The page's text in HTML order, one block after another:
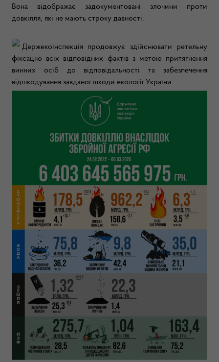
Вона відображає задокументовані злочини проти
довкілля, які не мають строку давності.
Держекоінспекція продовжує здійснювати ретельну
фіксацію всіх відповідних фактів з метою притягнення
винних осіб до відповідальності та забезпечення
відшкодування завданої шкоди екології України.